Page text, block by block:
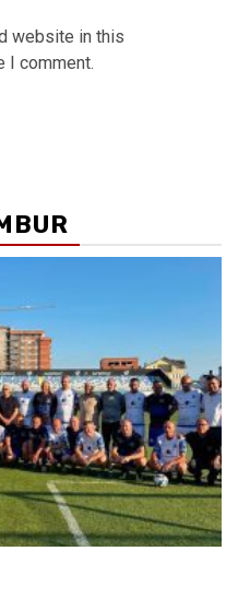
website in this
I comment.